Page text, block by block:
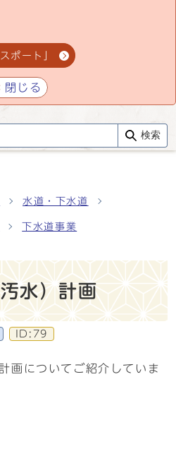
ポート」
閉じる
検索
水道・下水道
下水道事業
水）計画
ID:79
画についてご紹介していま